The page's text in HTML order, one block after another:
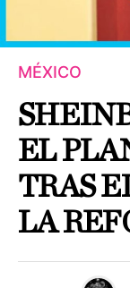
MÉXICO
EL
TRAS
LA